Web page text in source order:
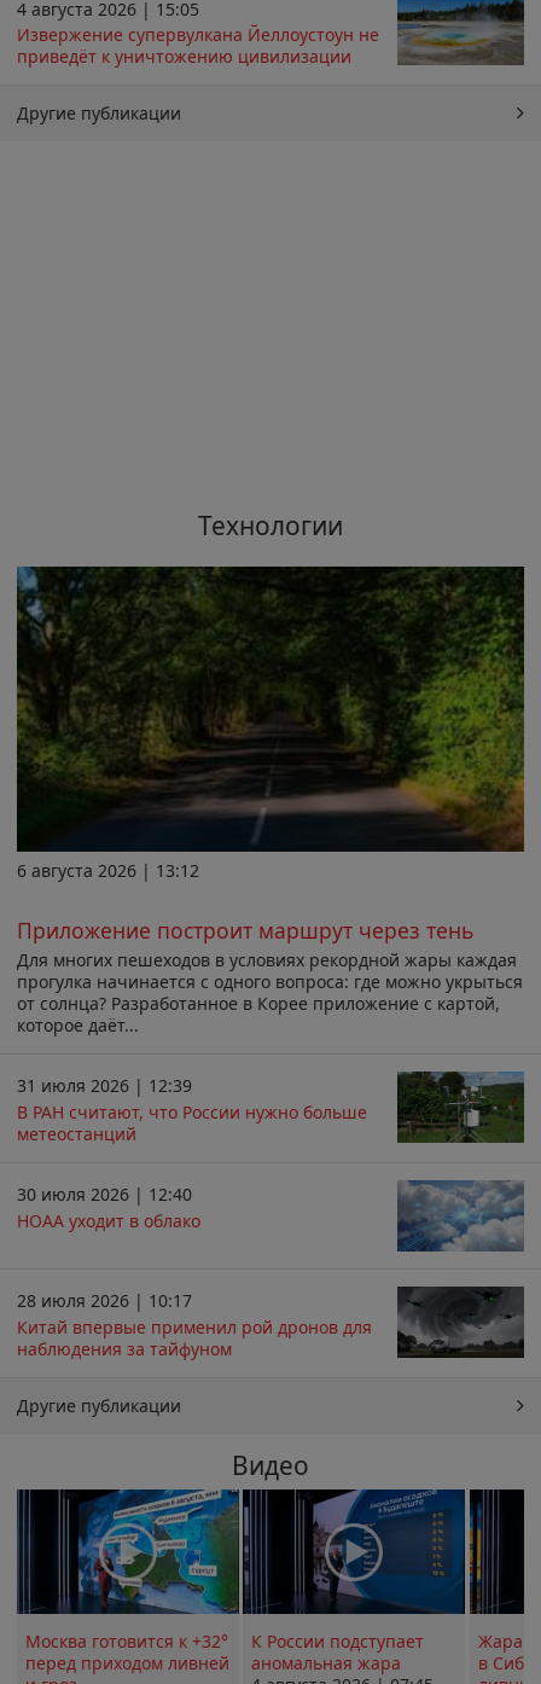
4 августа 2026 | 15:05
Извержение супервулкана Йеллоустоун не
приведёт к уничтожению цивилизации
Другие публикации
Технологии
6 августа 2026 | 13:12
Приложение построит маршрут через тень
Для многих пешеходов в условиях рекордной жары каждая
прогулка начинается с одного вопроса: где можно укрыться
от солнца? Разработанное в Корее приложение с картой,
которое даёт...
31 июля 2026 | 12:39
В РАН считают, что России нужно больше
метеостанций
30 июля 2026 | 12:40
НОАА уходит в облако
28 июля 2026 | 10:17
Китай впервые применил рой дронов для
наблюдения за тайфуном
Другие публикации
Видео
Москва готовится к +32°
перед приходом ливней
К России подступает
аномальная жара
Жара в
в